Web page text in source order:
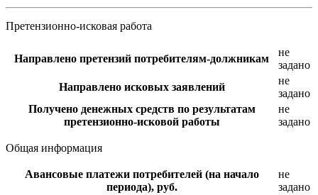
Претензионно-исковая работа
Направлено претензий потребителям-должникам
не
задано
Направлено исковых заявлений
не
задано
Получено денежных средств по результатам
претензионно-исковой работы
не
задано
Общая информация
Авансовые платежи потребителей (на начало
периода), руб.
не
задано